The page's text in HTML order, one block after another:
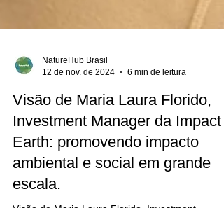
12 de nov. de 2024
6 min de leitura
Visão de Maria Laura Florido,
Investment Manager da Impact